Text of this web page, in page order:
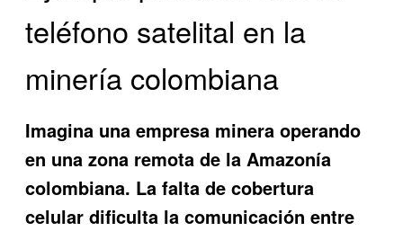
teléfono satelital en la
minería colombiana
Imagina una empresa minera operando
en una zona remota de la Amazonía
colombiana. La falta de cobertura
celular dificulta la comunicación entre